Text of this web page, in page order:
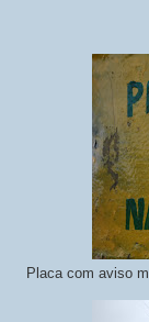
Placa com aviso